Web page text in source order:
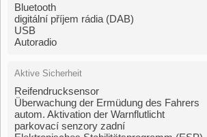
Bluetooth
digitální příjem rádia (DAB)
USB
Autoradio
Aktive Sicherheit
Reifendrucksensor
Überwachung der Ermüdung des Fahrers
autom. Aktivation der Warnflutlicht
parkovací senzory zadní